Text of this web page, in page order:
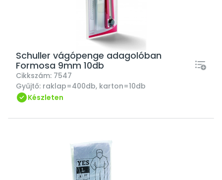
Schuller vágópenge adagolóban
Formosa 9mm 10db
Cikkszám: 7547
Gyűjtő: raklap=400db, karton=10db
Készleten